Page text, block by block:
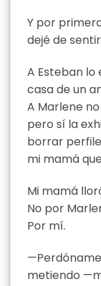
Y por
dejé de
A Esteban
casa de un
A Marlene
pero sí la
borrar
mi mamá
Mi mamá
No por
Por mí.
metiendo